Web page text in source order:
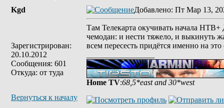
Kgd
Зарегистрирован:
20.10.2012
Сообщения: 601
Откуда: от туда
Добавлено: Пт Мар 13,
Там Телекарта окучивать начала
чемодан: и нести тяжело, и выкинуть
всем пересесть придётся именно на
Home TV:68,5*east and 30*west
Вернуться к началу